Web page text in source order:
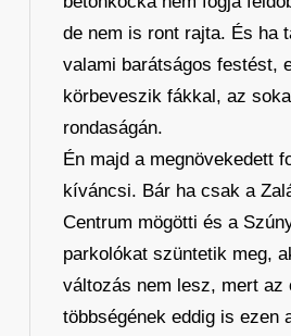
de nem is ront rajta. És ha
valami barátságos festést,
körbeveszik fákkal, az
rondaságán.
Én majd a megnövekedett
kíváncsi. Bár ha csak a
Centrum mögötti és a
parkolókat szüntetik meg,
változás nem lesz, mert az
többségének eddig is ezen